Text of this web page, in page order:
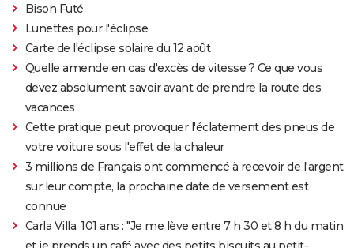
Bison Futé
Lunettes pour l'éclipse
Carte de l'éclipse solaire du 12 août
Quelle amende en cas d'excès de vitesse ? Ce que vous
devez absolument savoir avant de prendre la route des
vacances
Cette pratique peut provoquer l'éclatement des pneus de
votre voiture sous l'effet de la chaleur
3 millions de Français ont commencé à recevoir de l'argent
sur leur compte, la prochaine date de versement est
connue
Carla Villa, 101 ans : "Je me lève entre 7 h 30 et 8 h du matin